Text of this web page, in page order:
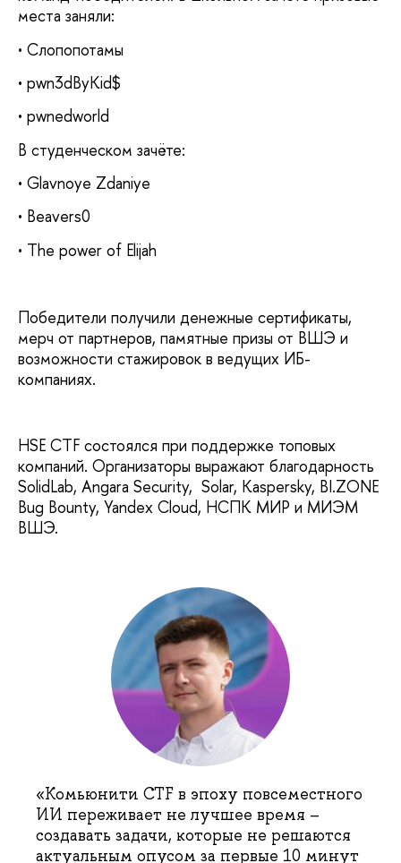
места заняли:
• Слопопотамы
• pwn3dByKid$
• pwnedworld
В студенческом зачёте:
• Glavnoye Zdaniye
• Beavers0
• The power of Elijah
Победители получили денежные сертификаты,
мерч от партнеров, памятные призы от ВШЭ и
возможности стажировок в ведущих ИБ-
компаниях.
HSE CTF состоялся при поддержке топовых
компаний. Организаторы выражают благодарность
SolidLab, Angara Security, Solar, Kaspersky, BI.ZONE
Bug Bounty, Yandex Cloud, НСПК МИР и МИЭМ
ВШЭ.
«Комьюнити CTF в эпоху повсеместного
ИИ переживает не лучшее время –
создавать задачи, которые не решаются
актуальным опусом за первые 10 минут